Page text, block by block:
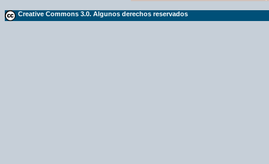
Creative Commons 3.0. Algunos derechos reservados